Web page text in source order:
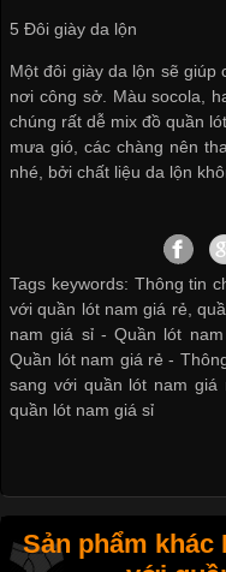
5 Đôi giày da lộn
Một đôi giày da lộn sẽ giúp
nơi công sở. Màu socola,
chúng rất dễ mix đồquần
mưa gió, các chàng nên
nhé, bởi chất liệu da lộn
Tags keywords: Thông tin
với quần lót nam giá rẻ,
nam giá sỉ -Quần lót
Quần lót nam giá rẻ -
sang với quần lót nam giá
quần lót nam giá sỉ
Sản phẩm khác